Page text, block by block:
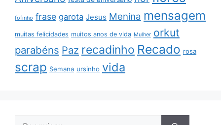
fofinho frase garota Jesus Menina mensagem
muitas felicidades muitos anos de vida Mulher orkut
parabéns Paz recadinho Recado rosa
scrap Semana ursinho vida
Pesquisar